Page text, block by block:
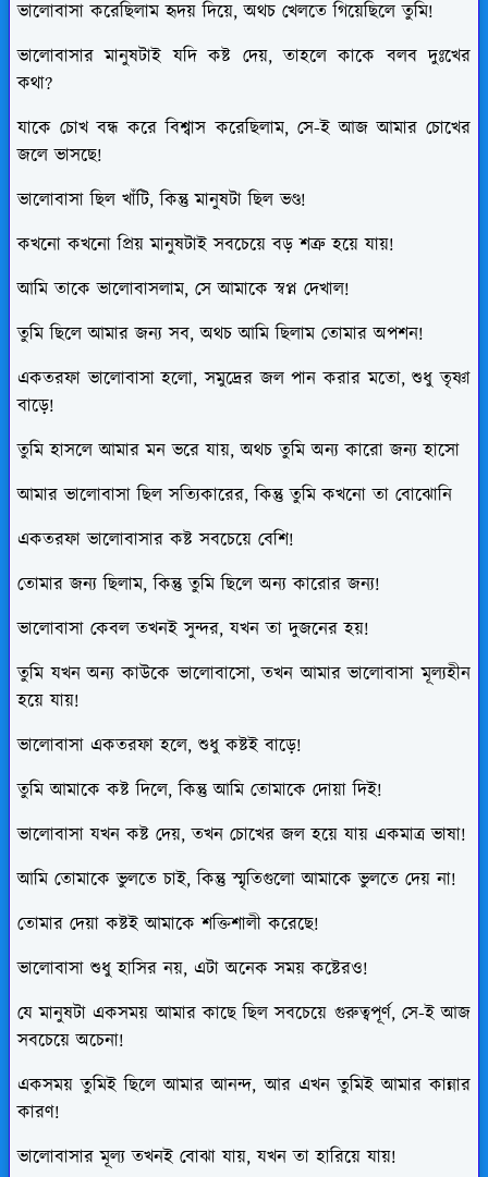
ভালোবাসা করেছিলাম হৃদয় দিয়ে, অথচ খেলতে গিয়েছিলে তুমি!
ভালোবাসার মানুষটাই যদি কষ্ট দেয়, তাহলে কাকে বলব দুঃখের
কথা?
যাকে চোখ বন্ধ করে বিশ্বাস করেছিলাম, সে-ই আজ আমার চোখের
জলে ভাসছে!
ভালোবাসা ছিল খাঁটি, কিন্তু মানুষটা ছিল ভণ্ড!
কখনো কখনো প্রিয় মানুষটাই সবচেয়ে বড় শত্রু হয়ে যায়!
আমি তাকে ভালোবাসলাম, সে আমাকে স্বপ্ন দেখাল!
তুমি ছিলে আমার জন্য সব, অথচ আমি ছিলাম তোমার অপশন!
একতরফা ভালোবাসা হলো, সমুদ্রের জল পান করার মতো, শুধু তৃষ্ণা
বাড়ে!
তুমি হাসলে আমার মন ভরে যায়, অথচ তুমি অন্য কারো জন্য হাসো
আমার ভালোবাসা ছিল সত্যিকারের, কিন্তু তুমি কখনো তা বোঝোনি
একতরফা ভালোবাসার কষ্ট সবচেয়ে বেশি!
তোমার জন্য ছিলাম, কিন্তু তুমি ছিলে অন্য কারোর জন্য!
ভালোবাসা কেবল তখনই সুন্দর, যখন তা দুজনের হয়!
তুমি যখন অন্য কাউকে ভালোবাসো, তখন আমার ভালোবাসা মূল্যহীন
হয়ে যায়!
ভালোবাসা একতরফা হলে, শুধু কষ্টই বাড়ে!
তুমি আমাকে কষ্ট দিলে, কিন্তু আমি তোমাকে দোয়া দিই!
ভালোবাসা যখন কষ্ট দেয়, তখন চোখের জল হয়ে যায় একমাত্র ভাষা!
আমি তোমাকে ভুলতে চাই, কিন্তু স্মৃতিগুলো আমাকে ভুলতে দেয় না!
তোমার দেয়া কষ্টই আমাকে শক্তিশালী করেছে!
ভালোবাসা শুধু হাসির নয়, এটা অনেক সময় কষ্টেরও!
যে মানুষটা একসময় আমার কাছে ছিল সবচেয়ে গুরুত্বপূর্ণ, সে-ই আজ
সবচেয়ে অচেনা!
একসময় তুমিই ছিলে আমার আনন্দ, আর এখন তুমিই আমার কান্নার
কারণ!
ভালোবাসার মূল্য তখনই বোঝা যায়, যখন তা হারিয়ে যায়!